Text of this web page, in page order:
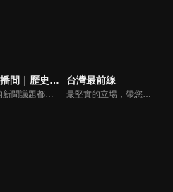
【52直播間｜歷史哥】
國內外的新聞議題都能盡情暢談！歷史解說、國際時事、政論分析，通通難不倒歷史哥李易修！
台灣最前線
最堅實的立場，帶您洞悉台灣新知。最專業的陣容，帶您打開『視』界。政治人民做主，一同掌握即實政壇資訊，『EYE』台灣的政論談話節目。